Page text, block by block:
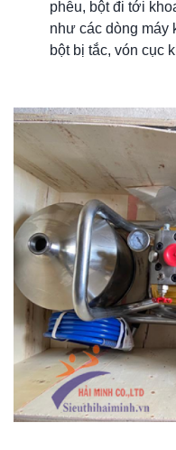
phễu, bột đi tới
như các dòng máy
bột bị tắc, vón cục